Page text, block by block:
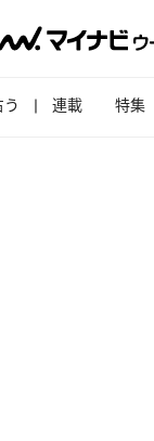
う 連載 特集